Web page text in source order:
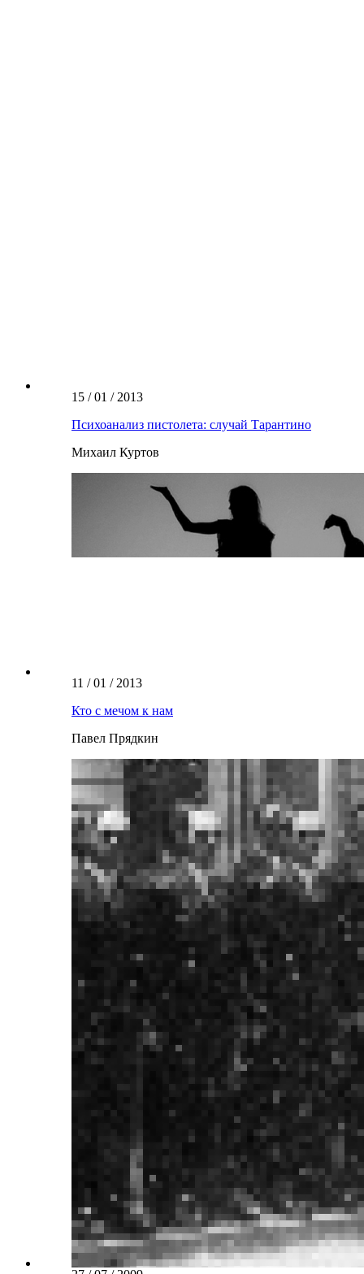
15 / 01 / 2013
Психоанализ пистолета: случай Тарантино
Михаил Куртов
11 / 01 / 2013
Кто с мечом к нам
Павел Прядкин